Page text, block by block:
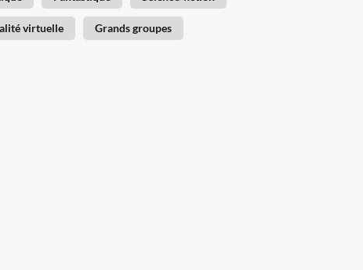
virtuelle Grands groupes